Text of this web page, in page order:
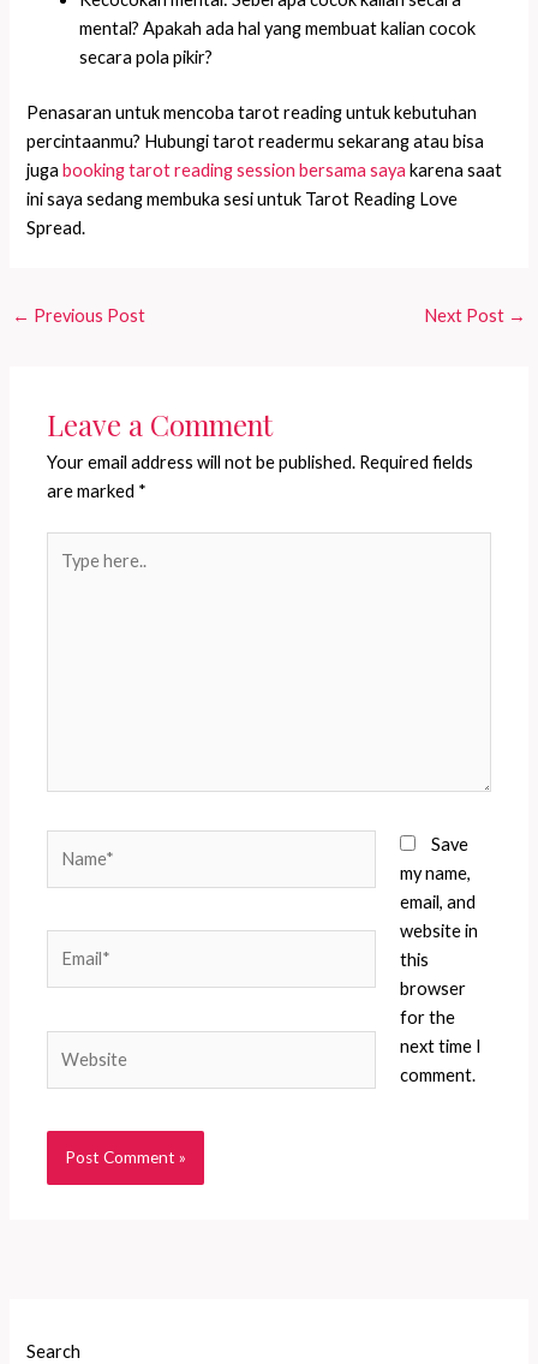
mental? Apakah ada hal yang membuat kalian cocok
secara pola pikir?
Penasaran untuk mencoba tarot reading untuk kebutuhan
percintaanmu? Hubungi tarot readermu sekarang atau bisa
jugabooking tarot reading session bersama saya karena saat
ini saya sedang membuka sesi untuk Tarot Reading Love
Spread.
← Previous Post Next Post →
Leave a Comment
Your email address will not be published. Required fields
are marked *
here..
Save
my name,
email, and
website in
this
browser
for the
next time I
comment.
Search